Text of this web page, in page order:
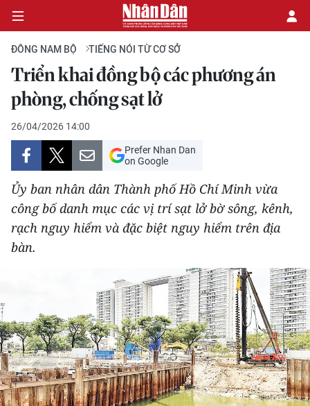
CHÍNH TRỊ
KINH TẾ
VĂN HÓA
XÃ HỘI
PHÁP LUẬT
THỂ THAO
GIÁO DỤC
Y TẾ
ĐÔNG NAM BỘ TIẾNG NÓI TỪ CƠ SỞ
Triển khai đồng bộ các phương án
phòng, chống sạt lở
26/04/2026 14:00
Prefer Nhan Dan
on Google
Ủy ban nhân dân Thành phố Hồ Chí Minh vừa
công bố danh mục các vị trí sạt lở bờ sông, kênh,
rạch nguy hiểm và đặc biệt nguy hiểm trên địa
bàn.